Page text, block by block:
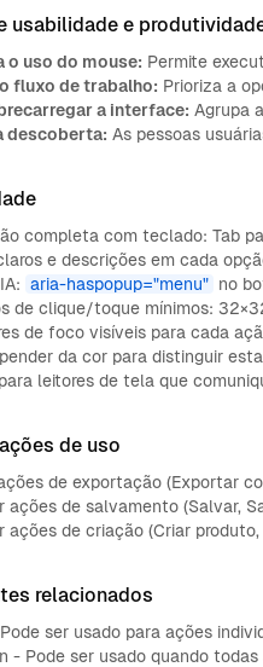
usabilidade e
o uso do mouse: Permite
fluxo de trabalho: Prioriza a
a interface: Agrupa
descoberta: As pessoas
completa com teclado: Tab
e descrições em cada
aria-haspopup="menu" no
de clique/toque mínimos:
de foco visíveis para cada
da cor para distinguir
leitores de tela que
de uso
de exportação (Exportar
ações de salvamento (Salvar,
ações de criação (Criar
relacionados
ser usado para ações
- Pode ser usado quando